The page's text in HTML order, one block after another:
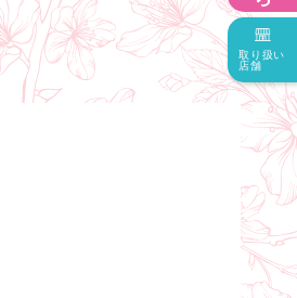
取り扱い
店舗